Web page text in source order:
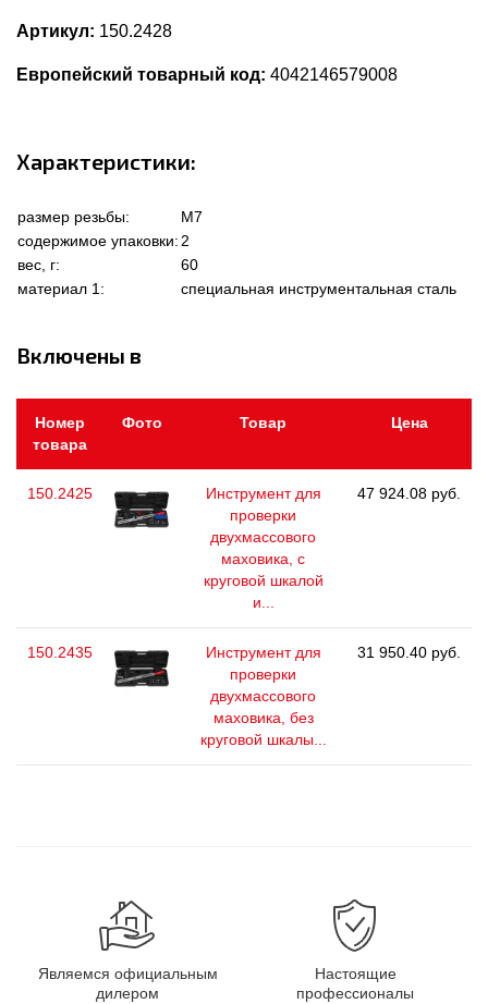
Артикул: 150.2428
Европейский товарный код: 4042146579008
Характеристики:
размер резьбы:
M7
содержимое упаковки: 2
вес, г:
60
материал 1:
специальная инструментальная сталь
Включены в
Номер
товара
Фото Товар Цена
150.2425
Инструмент для
проверки
двухмассового
маховика, с
круговой шкалой
и...
47 924.08 руб.
150.2435
Инструмент для
проверки
двухмассового
маховика, без
круговой шкалы...
31 950.40 руб.
Являемся официальным
дилером
Настоящие
профессионалы